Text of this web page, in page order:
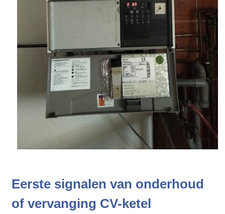
Eerste signalen van onderhoud
of vervanging CV-ketel